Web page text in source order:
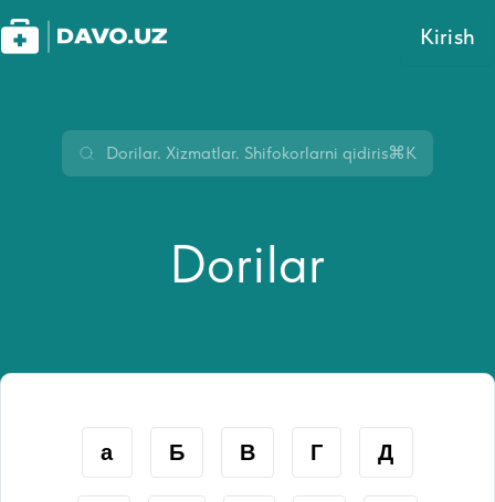
Kirish
⌘K
Dorilar
а Б В Г Д